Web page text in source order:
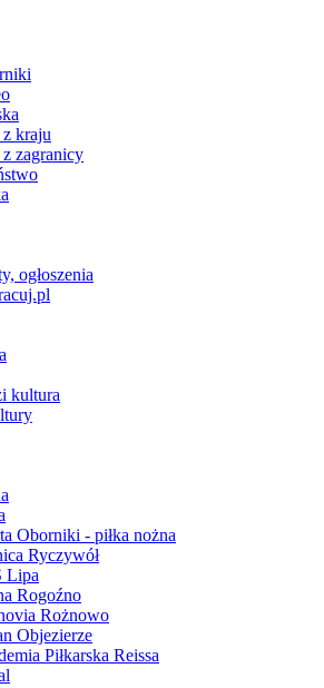
kraju
zagranicy
ogłoszenia
kultura
Oborniki - piłka nożna
Ryczywół
Lipa
Rogoźno
Rożnowo
Objezierze
Piłkarska Reissa